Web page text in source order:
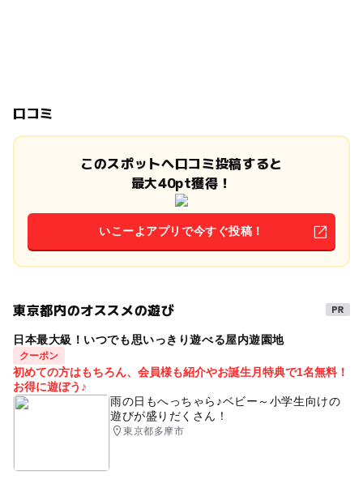
口コミ
このスポットへ口コミ投稿すると
最大40pt獲得！
いこーよアプリで今すぐ投稿！
東京都内のオススメの遊び
日本最大級！いつでも思いっきり遊べる屋内遊園地
クーポン
初めての方はもちろん、会員様も紹介やお誕生月特典で1名無料！
お得に遊ぼう♪
雨の日もへっちゃら♪ベビー～小学生向けの
遊びが盛りだくさん！
東京都多摩市